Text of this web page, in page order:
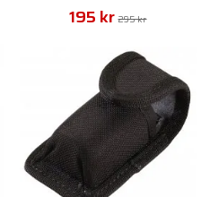
195 kr 295 kr